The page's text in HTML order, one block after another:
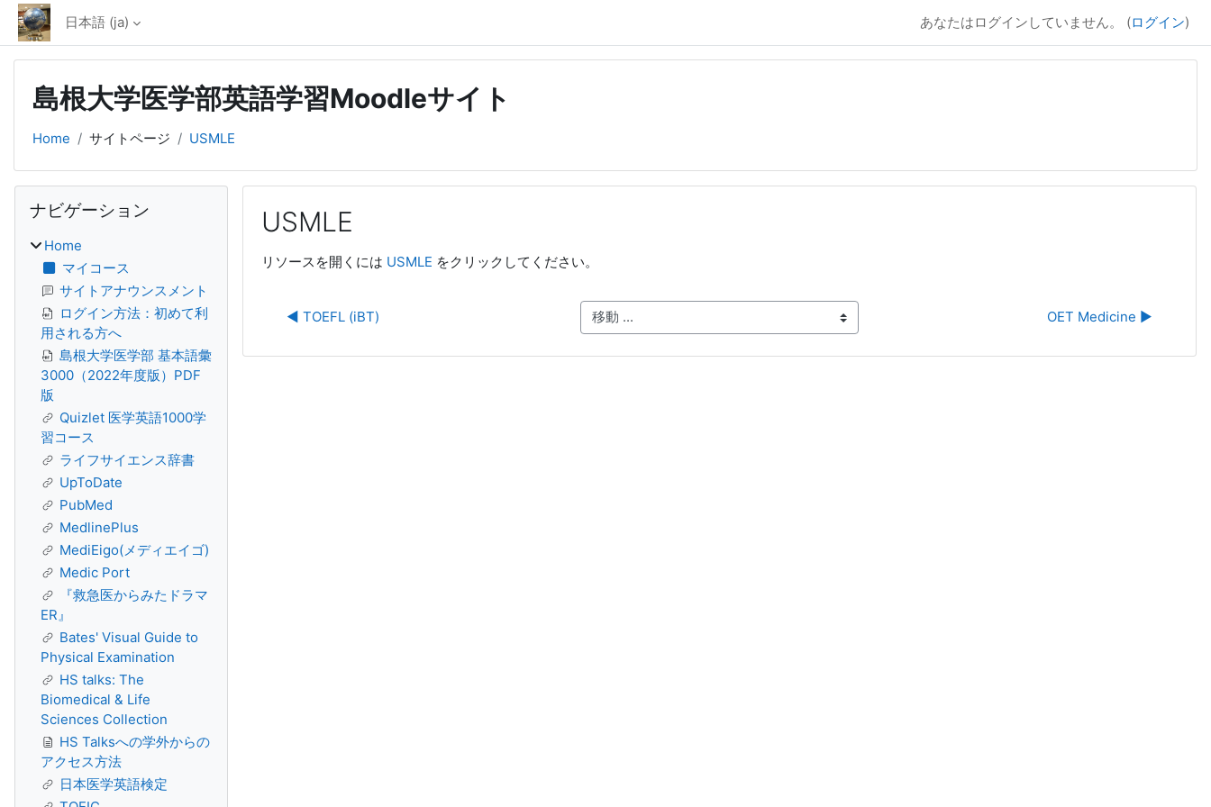
メインコンテンツへスキップする
日本語 ‎(ja)‎ あなたはログインしていません。 (ログイン)
島根大学医学部英語学習Moodleサイト
Home サイトページ USMLE
USMLE
完了要件
リソースを開くには USMLE をクリックしてください。
◀︎ TOEFL (iBT) 移動 ... OET Medicine ▶︎
ブロック
ナビゲーション
Home
マイコース
サイトアナウンスメント
ログイン方法：初めて利
用される方へ
島根大学医学部 基本語彙
3000（2022年度版）PDF
版
Quizlet 医学英語1000学
習コース
ライフサイエンス辞書
UpToDate
PubMed
MedlinePlus
MediEigo(メディエイゴ)
Medic Port
『救急医からみたドラマ
ER』
Bates' Visual Guide to
Physical Examination
HS talks: The
Biomedical & Life
Sciences Collection
HS Talksへの学外からの
アクセス方法
日本医学英語検定